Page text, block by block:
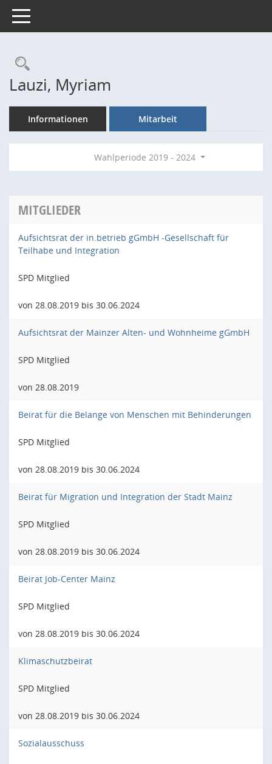
Toggle navigation
Rechercheauswahl
Lauzi, Myriam
Informationen Mitarbeit
Wahlperiode 2019 - 2024
MITGLIEDER
Aufsichtsrat der in.betrieb gGmbH -Gesellschaft für
Teilhabe und Integration
SPD Mitglied
von 28.08.2019 bis 30.06.2024
Aufsichtsrat der Mainzer Alten- und Wohnheime gGmbH
SPD Mitglied
von 28.08.2019
Beirat für die Belange von Menschen mit Behinderungen
SPD Mitglied
von 28.08.2019 bis 30.06.2024
Beirat für Migration und Integration der Stadt Mainz
SPD Mitglied
von 28.08.2019 bis 30.06.2024
Beirat Job-Center Mainz
SPD Mitglied
von 28.08.2019 bis 30.06.2024
Klimaschutzbeirat
SPD Mitglied
von 28.08.2019 bis 30.06.2024
Sozialausschuss